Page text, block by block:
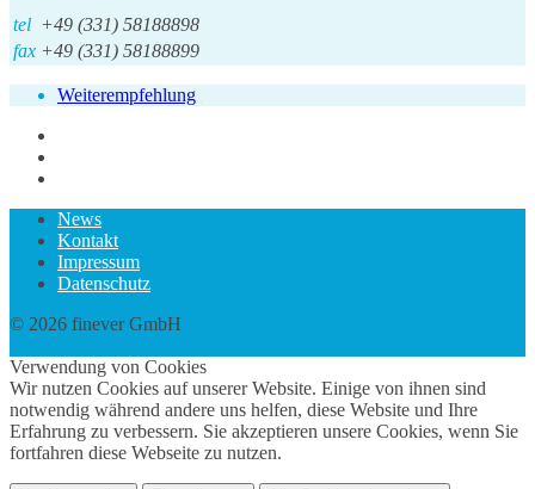
tel +49 (331) 58188898
fax +49 (331) 58188899
Weiterempfehlung
News
Kontakt
Impressum
Datenschutz
© 2026 finever GmbH
Verwendung von Cookies
Wir nutzen Cookies auf unserer Website. Einige von ihnen sind
notwendig während andere uns helfen, diese Website und Ihre
Erfahrung zu verbessern. Sie akzeptieren unsere Cookies, wenn Sie
fortfahren diese Webseite zu nutzen.